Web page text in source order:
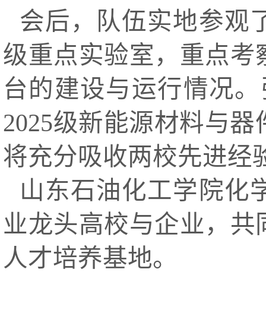
会后，队伍实地参观
级重点实验室，重点
台的建设与运行情况
2025级新能源材料与
将充分吸收两校先进经
山东石油化工学院化
业龙头高校与企业，
人才培养基地。